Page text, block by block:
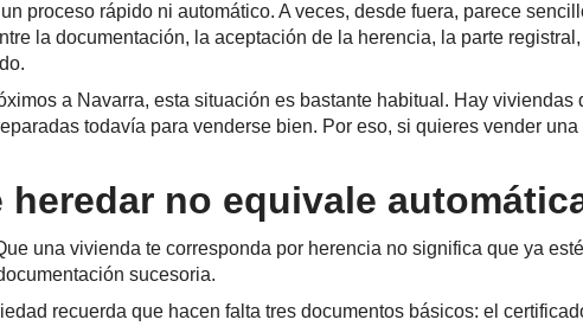
proceso rápido ni automático. A veces, desde fuera, parece
la documentación, la aceptación de la herencia, la parte
a Navarra, esta situación es bastante habitual. Hay
todavía para venderse bien. Por eso, si quieres vender una
no equivale
una vivienda te corresponda por herencia no significa que ya
sucesoria.
recuerda que hacen falta tres documentos básicos: el